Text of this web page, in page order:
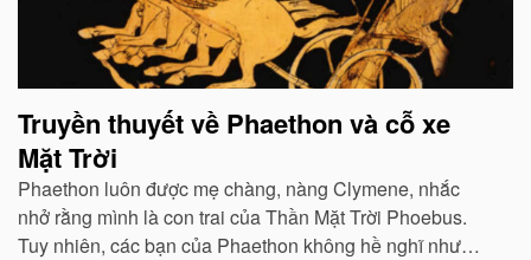
Truyền thuyết về Phaethon và cỗ xe
Mặt Trời
Phaethon luôn được mẹ chàng, nàng Clymene, nhắc
nhở rằng mình là con trai của Thần Mặt Trời Phoebus.
Tuy nhiên, các bạn của Phaethon không hề nghĩ như